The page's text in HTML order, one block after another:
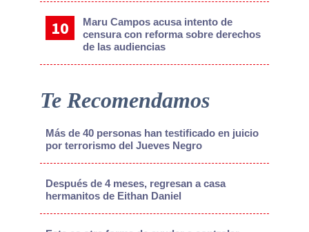
Maru Campos acusa intento de
censura con reforma sobre derechos
de las audiencias
Te Recomendamos
Más de 40 personas han testificado en juicio
por terrorismo del Jueves Negro
Después de 4 meses, regresan a casa
hermanitos de Eithan Daniel